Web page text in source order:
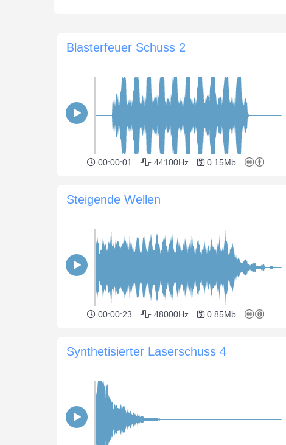
Blasterfeuer Schuss 2
00:00:01 44100Hz 0.15Mb
Steigende Wellen
00:00:23 48000Hz 0.85Mb
Synthetisierter Laserschuss 4